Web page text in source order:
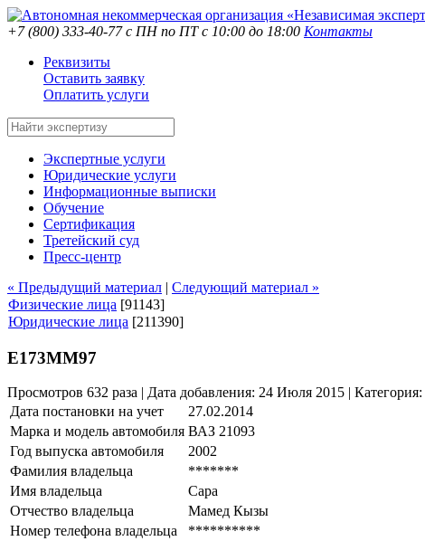
+7 (800) 333-40-77с ПН по ПТ с 10:00 до 18:00 Контакты
Реквизиты
Оставить заявку
Оплатить услуги
Экспертные услуги
Юридические услуги
Информационные выписки
Обучение
Сертификация
Третейский суд
Пресс-центр
« Предыдущий материал | Следующий материал »
Физические лица [91143]
Юридические лица [211390]
Е173ММ97
Просмотров 632 раза | Дата добавления: 24 Июля 2015 | Категория:
Дата постановки на учет
27.02.2014
Марка и модель автомобиля ВАЗ 21093
Год выпуска автомобиля
2002
Фамилия владельца
*******
Имя владельца
Сара
Отчество владельца
Мамед Кызы
Номер телефона владельца
**********